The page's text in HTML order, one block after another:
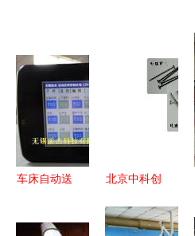
车床自动送
改造 技术
北京中科创
术转让与咨